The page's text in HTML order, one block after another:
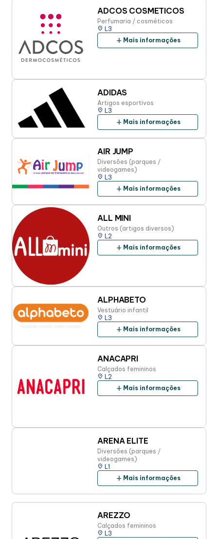
Programa de benefícios
ADCOS COSMETICOS
Perfumaria / cosméticos
place L3
add Mais informações
ADIDAS
Artigos esportivos
place L3
add Mais informações
AIR JUMP
Diversões (parques /
videogames)
place L3
add Mais informações
ALL MINI
Outros (artigos diversos)
place L2
add Mais informações
ALPHABETO
Vestuário infantil
place L3
add Mais informações
ANACAPRI
Calçados femininos
place L2
add Mais informações
ARENA ELITE
Diversões (parques /
videogames)
place L1
add Mais informações
AREZZO
Calçados femininos
place L3